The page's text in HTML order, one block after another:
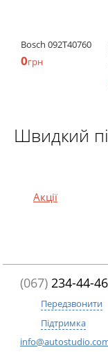
Bosch 092T40760
0грн
Швидкий
Акції
(067) 234-44-46
Передзвонити
Підтримка